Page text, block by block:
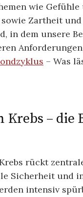
wie
Zartheit
in dem unsere
– Was
Krebs – die
rückt
Sicherheit und
intensiv